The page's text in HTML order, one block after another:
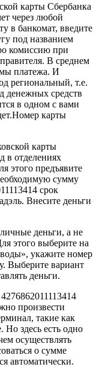
карты Сбербанка
через любой
в банкомат, введите
под названием
комиссию при
В среднем
платежа. И
региональный, т.е.
денежных средств
в одном с вами
карты
карты
в отделениях
этого предъявите
сумму
срок
Внесите деньги
деньги, а не
этого выберите на
укажите номер
Выберите вариант
деньги.
произвести
такие как
Но здесь есть одно
осуществлять
о сумме
автоматически.